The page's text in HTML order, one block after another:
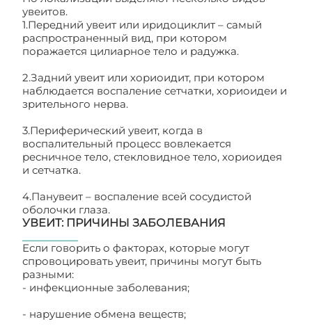
увеитов.
1.Передний увеит или иридоциклит – самый
распространенный вид, при котором
поражается цилиарное тело и радужка.
2.Задний увеит или хориоидит, при котором
наблюдается воспаление сетчатки, хориоидеи и
зрительного нерва.
3.Периферический увеит, когда в
воспалительный процесс вовлекается
ресничное тело, стекловидное тело, хориоидея
и сетчатка.
4.Панувеит – воспаление всей сосудистой
оболочки глаза.
УВЕИТ: ПРИЧИНЫ ЗАБОЛЕВАНИЯ
Если говорить о факторах, которые могут
спровоцировать увеит, причины могут быть
разными:
- инфекционные заболевания;
- нарушение обмена веществ;